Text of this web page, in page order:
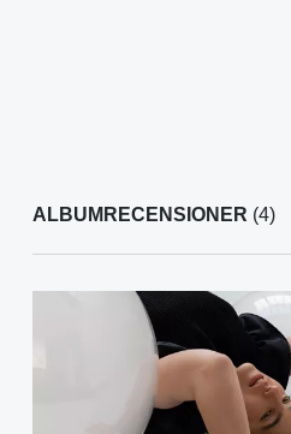
ALBUMRECENSIONER (4)